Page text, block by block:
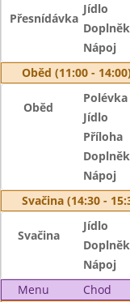
Přesnídávka
Jídlo
Doplněk
Nápoj
Oběd (11:00 -
Oběd
Polévka
Jídlo
Příloha
Doplněk
Nápoj
Svačina (14:30 -
Svačina
Jídlo
Doplněk
Nápoj
Menu
Chod